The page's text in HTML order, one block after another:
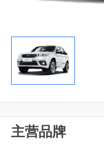
主营品牌